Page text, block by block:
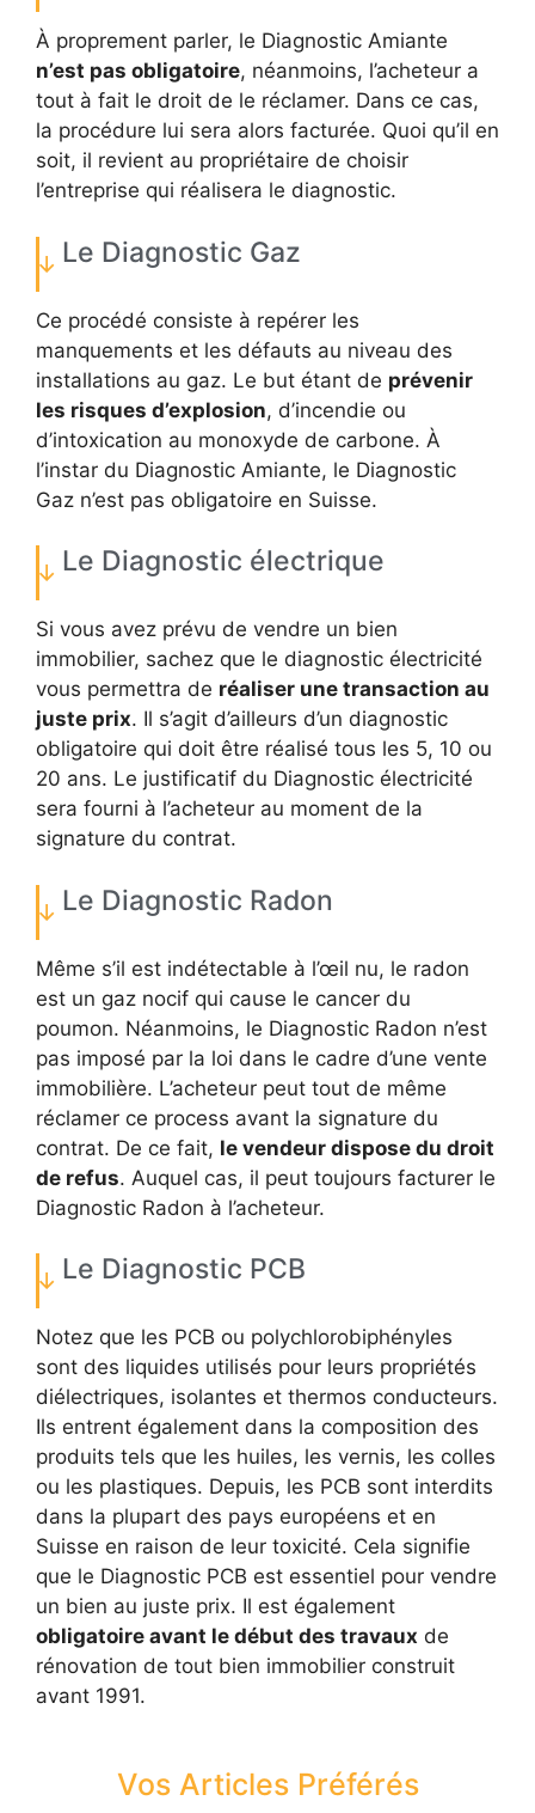
À proprement parler, le Diagnostic Amiante
n’est pas obligatoire, néanmoins, l’acheteur a
tout à fait le droit de le réclamer. Dans ce cas,
la procédure lui sera alors facturée. Quoi qu’il en
soit, il revient au propriétaire de choisir
l’entreprise qui réalisera le diagnostic.
Le Diagnostic Gaz
Ce procédé consiste à repérer les
manquements et les défauts au niveau des
installations au gaz. Le but étant de prévenir
les risques d’explosion, d’incendie ou
d’intoxication au monoxyde de carbone. À
l’instar du Diagnostic Amiante, le Diagnostic
Gaz n’est pas obligatoire en Suisse.
Le Diagnostic électrique
Si vous avez prévu de vendre un bien
immobilier, sachez que le diagnostic électricité
vous permettra de réaliser une transaction au
juste prix. Il s’agit d’ailleurs d’un diagnostic
obligatoire qui doit être réalisé tous les 5, 10 ou
20 ans. Le justificatif du Diagnostic électricité
sera fourni à l’acheteur au moment de la
signature du contrat.
Le Diagnostic Radon
Même s’il est indétectable à l’œil nu, le radon
est un gaz nocif qui cause le cancer du
poumon. Néanmoins, le Diagnostic Radon n’est
pas imposé par la loi dans le cadre d’une vente
immobilière. L’acheteur peut tout de même
réclamer ce process avant la signature du
contrat. De ce fait, le vendeur dispose du droit
de refus. Auquel cas, il peut toujours facturer le
Diagnostic Radon à l’acheteur.
Le Diagnostic PCB
Notez que les PCB ou polychlorobiphényles
sont des liquides utilisés pour leurs propriétés
diélectriques, isolantes et thermos conducteurs.
Ils entrent également dans la composition des
produits tels que les huiles, les vernis, les colles
ou les plastiques. Depuis, les PCB sont interdits
dans la plupart des pays européens et en
Suisse en raison de leur toxicité. Cela signifie
que le Diagnostic PCB est essentiel pour vendre
un bien au juste prix. Il est également
obligatoire avant le début des travaux de
rénovation de tout bien immobilier construit
avant 1991.
Vos Articles Préférés